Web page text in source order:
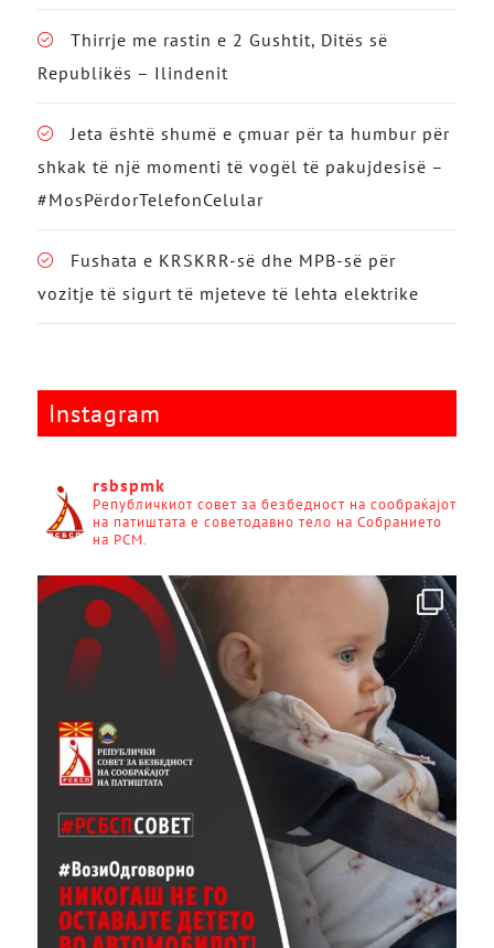
Thirrje me rastin e 2 Gushtit, Ditës së
Republikës – Ilindenit
Jeta është shumë e çmuar për ta humbur për
shkak të një momenti të vogël të pakujdesisë –
#MosPërdorTelefonCelular
Fushata e KRSKRR-së dhe MPB-së për
vozitje të sigurt të mjeteve të lehta elektrike
Instagram
rsbspmk
Републичкиот совет за безбедност на сообраќајот
на патиштата е советодавно тело на Собранието
на РСМ.